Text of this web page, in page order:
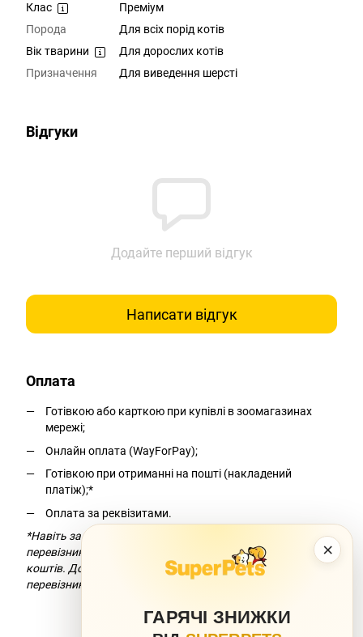
×
ГАРЯЧІ ЗНИЖКИ
Клас
Преміум
Порода
Для всіх порід котів
Вік тварини
Для дорослих котів
Призначення
Для виведення шерсті
Відгуки
Додайте перший відгук
Написати відгук
Оплата
Готівкою або карткою при купівлі в зоомагазинах
мережі;
Онлайн оплата (WayForPay);
Готівкою при отриманні на пошті (накладений
платіж);*
Оплата за реквізитами.
*Навіть за умови безкоштовної доставки компанія-
перевізник додасть комісію за переказ
коштів. Докладніше можна дізнатися на сайті компанії-
перевізника.